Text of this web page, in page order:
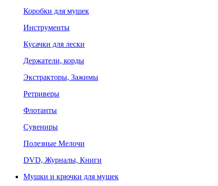
Коробки для мушек
Инструменты
Кусачки для лески
Держатели, корды
Экстракторы, Зажимы
Ретриверы
Флотанты
Сувениры
Полезные Мелочи
DVD, Журналы, Книги
Мушки и крючки для мушек